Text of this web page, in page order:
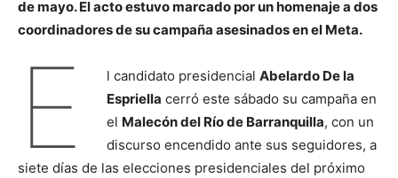
de mayo. El acto estuvo marcado por un homenaje a dos
coordinadores de su campaña asesinados en el Meta.
E l candidato presidencial Abelardo De la
Espriella cerró este sábado su campaña en
el Malecón del Río de Barranquilla, con un
discurso encendido ante sus seguidores, a
siete días de las elecciones presidenciales del próximo